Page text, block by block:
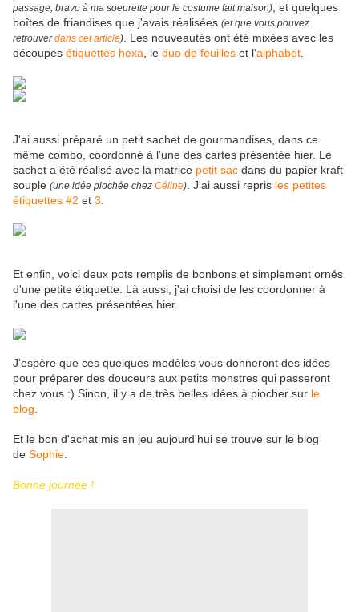
passage, bravo à ma soeurette pour le costume fait maison) , et quelques
boîtes de friandises que j'avais réalisées (et que vous pouvez
retrouverdans cet article) . Les nouveautés ont été mixées avec les
découpes étiquettes hexa , le duo de feuilles et l'alphabet
J'ai aussi préparé un petit sachet de gourmandises, dans ce
même combo, coordonné à l'une des cartes présentée hier. Le
sachet a été réalisé avec la matrice petit sac dans du papier kraft
souple (une idée piochée chez Céline) . J'ai aussi repris les petites
étiquettes #2 et 3
Et enfin, voici deux pots remplis de bonbons et simplement ornés
d'une petite étiquette. Là aussi, j'ai choisi de les coordonner à
l'une des cartes présentées hier.
J'espère que ces quelques modèles vous donneront des idées
pour préparer des douceurs aux petits monstres qui passeront
chez vous :) Sinon, il y a de très belles idées à piocher sur le
blog
Et le bon d'achat mis en jeu aujourd'hui se trouve sur le blog
de Sophie
Bonne journée !